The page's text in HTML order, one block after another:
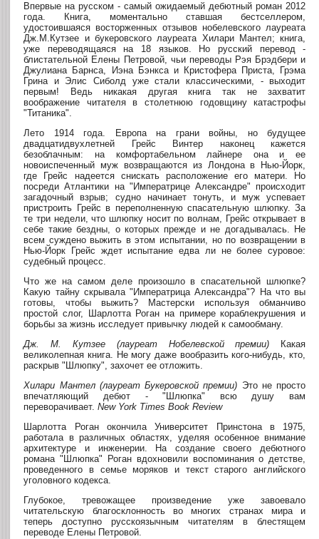
Впервые на русском - самый ожидаемый дебютный роман 2012
года. Книга, моментально ставшая бестселлером,
удостоившаяся восторженных отзывов нобелевского лауреата
Дж.М.Кутзее и букеровского лауреата Хилари Мантел; книга,
уже переводящаяся на 18 языков. Но русский перевод -
блистательной Елены Петровой, чьи переводы Рэя Брэдбери и
Джулиана Барнса, Иэна Бэнкса и Кристофера Приста, Грэма
Грина и Элис Сиболд уже стали классическими, - выходит
первым! Ведь никакая другая книга так не захватит
воображение читателя в столетнюю годовщину катастрофы
"Титаника".
Лето 1914 года. Европа на грани войны, но будущее
двадцатидвухлетней Грейс Винтер наконец кажется
безоблачным: на комфортабельном лайнере она и ее
новоиспеченный муж возвращаются из Лондона в Нью-Йорк,
где Грейс надеется снискать расположение его матери. Но
посреди Атлантики на "Императрице Александре" происходит
загадочный взрыв; судно начинает тонуть, и муж успевает
пристроить Грейс в переполненную спасательную шлюпку. За
те три недели, что шлюпку носит по волнам, Грейс открывает в
себе такие бездны, о которых прежде и не догадывалась. Не
всем суждено выжить в этом испытании, но по возвращении в
Нью-Йорк Грейс ждет испытание едва ли не более суровое:
судебный процесс.
Что же на самом деле произошло в спасательной шлюпке?
Какую тайну скрывала "Императрица Александра"? На что вы
готовы, чтобы выжить? Мастерски используя обманчиво
простой слог, Шарлотта Роган на примере кораблекрушения и
борьбы за жизнь исследует привычку людей к самообману.
Дж. М. Кутзее (лауреат Нобелевской премии) Какая
великолепная книга. Не могу даже вообразить кого-нибудь, кто,
раскрыв "Шлюпку", захочет ее отложить.
Хилари Мантел (лауреат Букеровской премии) Это не просто
впечатляющий дебют - "Шлюпка" всю душу вам
переворачивает.New York Times Book Review
Шарлотта Роган окончила Университет Принстона в 1975,
работала в различных областях, уделяя особенное внимание
архитектуре и инженерии. На создание своего дебютного
романа "Шлюпка" Роган вдохновили воспоминания о детстве,
проведенного в семье моряков и текст старого английского
уголовного кодекса.
Глубокое, тревожащее произведение уже завоевало
читательскую благосклонность во многих странах мира и
теперь доступно русскоязычным читателям в блестящем
переводе Елены Петровой.